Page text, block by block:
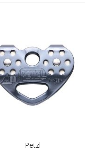
Petzl